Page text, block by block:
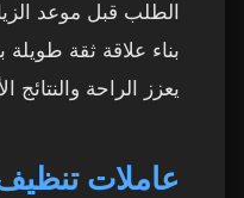
الطلب قبل موعد
بناء علاقة ثقة طويلة
يعزز الراحة
عاملات